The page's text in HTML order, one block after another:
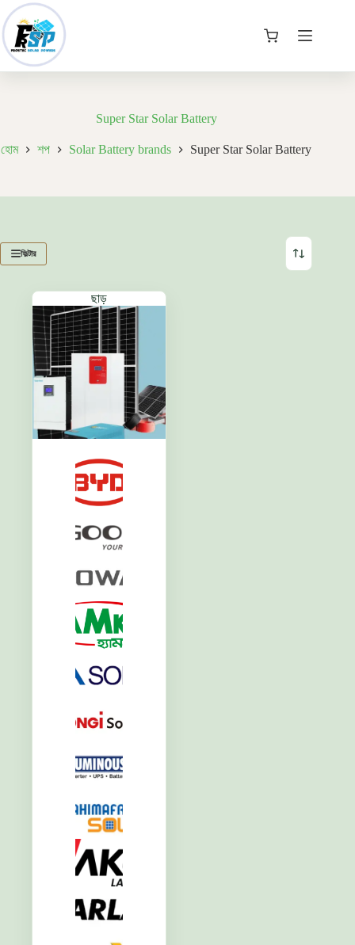
Skip
to
content
কার্ট
Super Star Solar Battery
হোম শপ Solar Battery brands Super Star Solar Battery
ফিল্টার
ছাড়